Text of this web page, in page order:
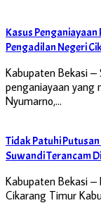
Kasus
Pengadilan Negeri
Kabupaten Bekasi –
penganiayaan yang
Nyumarno,…
Tidak Patuhi
Suwandi Terancam
Kabupaten Bekasi
Cikarang Timur